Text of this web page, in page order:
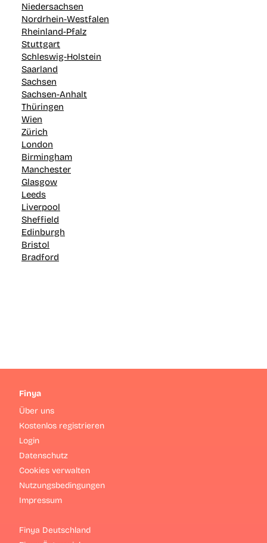
Niedersachsen
Nordrhein-Westfalen
Rheinland-Pfalz
Stuttgart
Schleswig-Holstein
Saarland
Sachsen
Sachsen-Anhalt
Thüringen
Wien
Zürich
London
Birmingham
Manchester
Glasgow
Leeds
Liverpool
Sheffield
Edinburgh
Bristol
Bradford
Finya
Über uns
Kostenlos registrieren
Login
Datenschutz
Cookies verwalten
Nutzungsbedingungen
Impressum
Finya Deutschland